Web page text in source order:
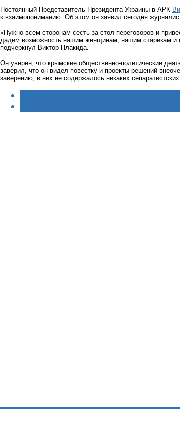
Постоянный Представитель Президента Украины в АРК
к взаимопониманию. Об этом он заявил сегодня
«Нужно всем сторонам сесть за стол переговоров и
дадим возможность нашим женщинам, нашим старикам и
подчеркнул Виктор Плакида.
Он уверен, что крымские общественно-политические
заверил, что он видел повестку и проекты решений
заверению, в них не содержалось никаких сепаратистских